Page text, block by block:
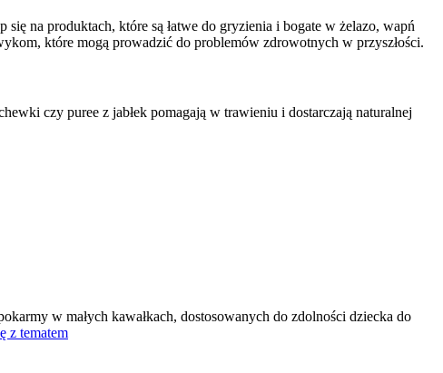
na produktach, które są łatwe do gryzienia i bogate w żelazo, wapń
które mogą prowadzić do problemów zdrowotnych w przyszłości.
czy puree z jabłek pomagają w trawieniu i dostarczają naturalnej
w małych kawałkach, dostosowanych do zdolności dziecka do
z tematem